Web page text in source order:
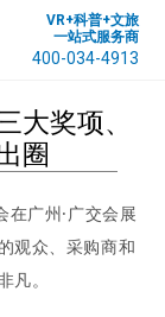
VR+科普+文旅
一站式服务商
400-034-4913
大奖项、
圈
在广州·广交会展
观众、采购商和
凡。